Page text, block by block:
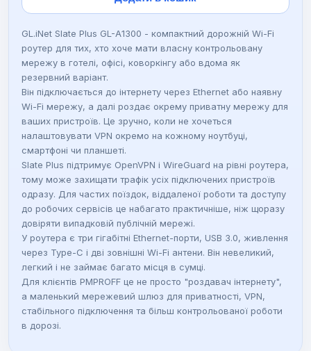
н
а
ц
і
н
а
:
5
9
0
0
н
а
:
3
9
9
0
₴
.
GL.iNet Slate Plus GL-A1300 - компактний дорожній Wi-Fi
роутер для тих, хто хоче мати власну контрольовану
мережу в готелі, офісі, коворкінгу або вдома як
резервний варіант.
Він підключається до інтернету через Ethernet або наявну
Wi-Fi мережу, а далі роздає окрему приватну мережу для
ваших пристроїв. Це зручно, коли не хочеться
налаштовувати VPN окремо на кожному ноутбуці,
смартфоні чи планшеті.
Slate Plus підтримує OpenVPN і WireGuard на рівні роутера,
тому може захищати трафік усіх підключених пристроїв
одразу. Для частих поїздок, віддаленої роботи та доступу
до робочих сервісів це набагато практичніше, ніж щоразу
довіряти випадковій публічній мережі.
У роутера є три гігабітні Ethernet-порти, USB 3.0, живлення
через Type-C і дві зовнішні Wi-Fi антени. Він невеликий,
легкий і не займає багато місця в сумці.
Для клієнтів PMPROFF це не просто "роздавач інтернету",
а маленький мережевий шлюз для приватності, VPN,
стабільного підключення та більш контрольованої роботи
в дорозі.